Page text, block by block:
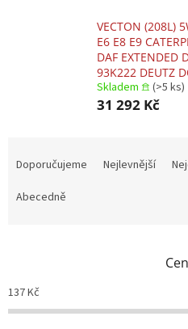
VECTON (208L)
E6 E8 E9
DAF EXTENDED
93K222 DEUTZ
Skladem 𖠿 (>5 ks)
31 292 Kč
o
d
Doporučujeme Nejlevnější
Abecedně
137Kč